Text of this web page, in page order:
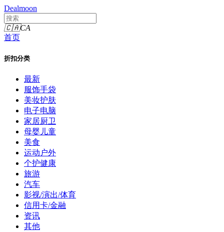
Dealmoon
🇨🇦CA
首页
折扣分类
最新
服饰手袋
美妆护肤
电子电脑
家居厨卫
母婴儿童
美食
运动户外
个护健康
旅游
汽车
影视/演出/体育
信用卡/金融
资讯
其他